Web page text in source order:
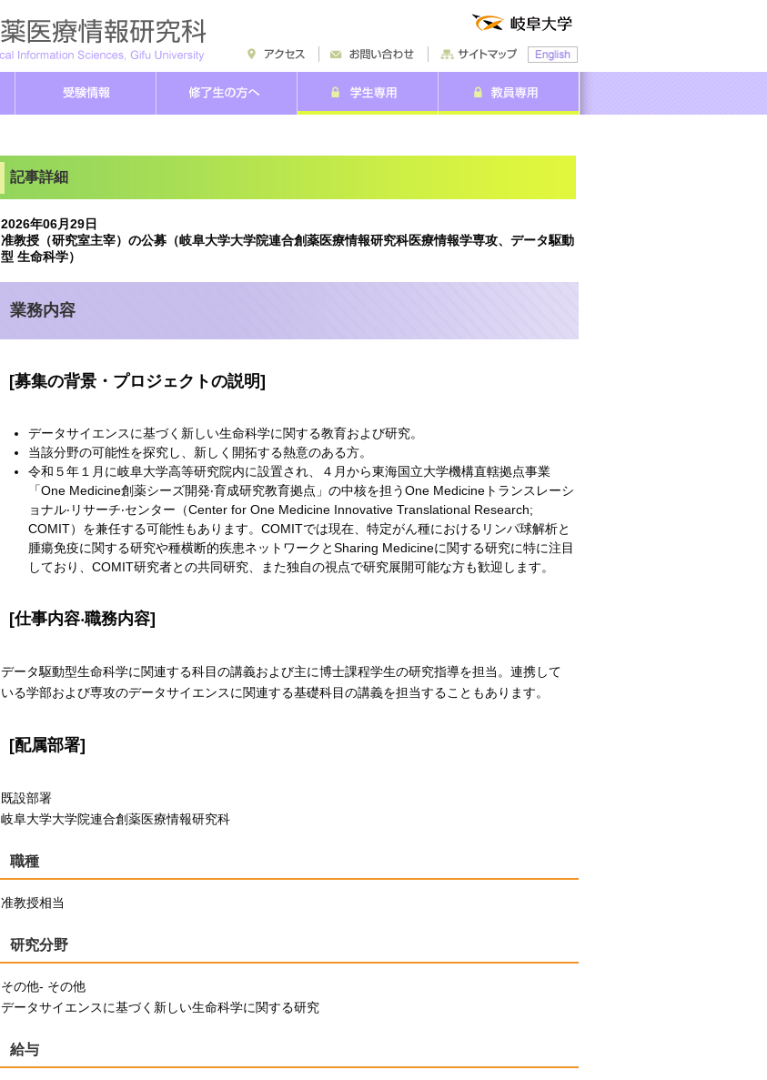
記事詳細
2026年06月29日
准教授（研究室主宰）の公募（岐阜大学大学院連合創薬医療情報研究科医療情報学専攻、データ駆動
型 生命科学）
業務内容
[募集の背景・ プロジェクトの説明]
データサイエンスに基づく新しい生命科学に関する教育および研究。
当該分野の可能性を探究し、新しく開拓する熱意のある方。
令和５年１月に岐阜大学高等研究院内に設置され、４月から東海国立大学機構直轄拠点事業
「One Medicine創薬シーズ開発‧育成研究教育拠点」の中核を担うOne Medicineトランスレーシ
ョナル‧リサーチ‧センター（Center for One Medicine Innovative Translational Research;
COMIT）を兼任する可能性もあります。COMITでは現在、特定がん種におけるリンパ球解析と
腫瘍免疫に関する研究や種横断的疾患ネットワークとSharing Medicineに関する研究に特に注目
しており、COMIT研究者との共同研究、また独自の視点で研究展開可能な方も歓迎します。
[仕事内容‧職務内容]
データ駆動型生命科学に関連する科目の講義および主に博士課程学生の研究指導を担当。連携して
いる学部および専攻のデータサイエンスに関連する基礎科目の講義を担当することもあります。
[配属部署]
既設部署
岐阜大学大学院連合創薬医療情報研究科
職種
准教授相当
研究分野
その他- その他
データサイエンスに基づく新しい生命科学に関する研究
給与